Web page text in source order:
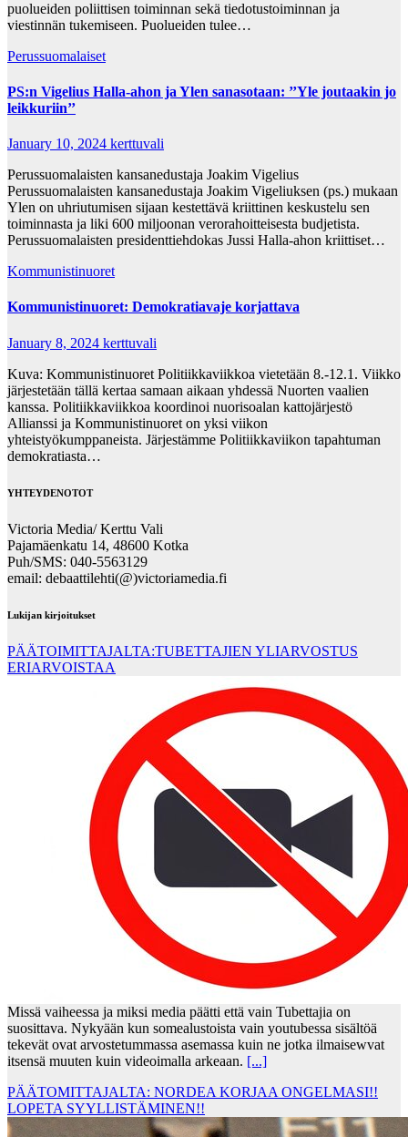
puolueiden poliittisen toiminnan sekä tiedotustoiminnan ja
viestinnän tukemiseen. Puolueiden tulee…
Perussuomalaiset
PS:n Vigelius Halla-ahon ja Ylen sanasotaan: ’’Yle joutaakin jo
leikkuriin’’
January 10, 2024 kerttuvali
Perussuomalaisten kansanedustaja Joakim Vigelius
Perussuomalaisten kansanedustaja Joakim Vigeliuksen (ps.) mukaan
Ylen on uhriutumisen sijaan kestettävä kriittinen keskustelu sen
toiminnasta ja liki 600 miljoonan verorahoitteisesta budjetista.
Perussuomalaisten presidenttiehdokas Jussi Halla-ahon kriittiset…
Kommunistinuoret
Kommunistinuoret: Demokratiavaje korjattava
January 8, 2024 kerttuvali
Kuva: Kommunistinuoret Politiikkaviikkoa vietetään 8.-12.1. Viikko
järjestetään tällä kertaa samaan aikaan yhdessä Nuorten vaalien
kanssa. Politiikkaviikkoa koordinoi nuorisoalan kattojärjestö
Allianssi ja Kommunistinuoret on yksi viikon
yhteistyökumppaneista. Järjestämme Politiikkaviikon tapahtuman
demokratiasta…
YHTEYDENOTOT
Victoria Media/ Kerttu Vali
Pajamäenkatu 14, 48600 Kotka
Puh/SMS: 040-5563129
email: debaattilehti(@)victoriamedia.fi
Lukijan kirjoitukset
PÄÄTOIMITTAJALTA:TUBETTAJIEN YLIARVOSTUS
ERIARVOISTAA
Missä vaiheessa ja miksi media päätti että vain Tubettajia on
suosittava. Nykyään kun somealustoista vain youtubessa sisältöä
tekevät ovat arvostetummassa asemassa kuin ne jotka ilmaisewvat
itsensä muuten kuin videoimalla arkeaan. [...]
PÄÄTOMITTAJALTA: NORDEA KORJAA ONGELMASI!!
LOPETA SYYLLISTÄMINEN!!